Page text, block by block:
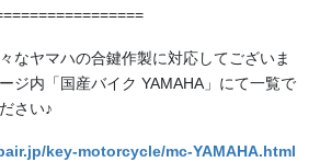
なヤマハの合鍵作製に対応してございま
ジ内「国産バイク YAMAHA」にて一覧で
さい♪
key-motorcycle/mc-YAMAHA.html